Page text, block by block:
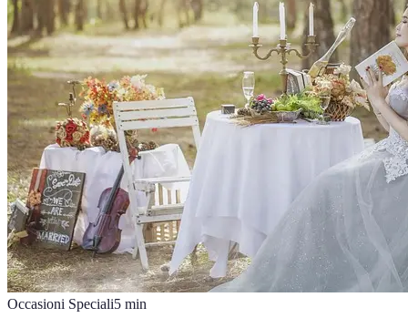
Occasioni Speciali5 min